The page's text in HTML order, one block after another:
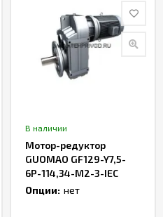
В наличии
Мотор-редуктор
GUOMAO GF129-Y7,5-
6P-114,34-M2-3-IEC
Опции: нет